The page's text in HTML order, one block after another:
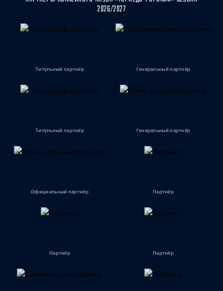
2026/2027
Титульный партнёр Генеральный партнёр
Титульный партнёр Генеральный партнёр
Официальный партнёр Партнёр
Партнёр Партнёр